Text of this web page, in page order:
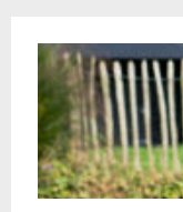
Rdah
voor
pgb
door
Tweede
Kamer
aangenomen